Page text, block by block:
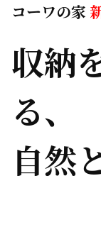
コーワの家
収納
る、
自然